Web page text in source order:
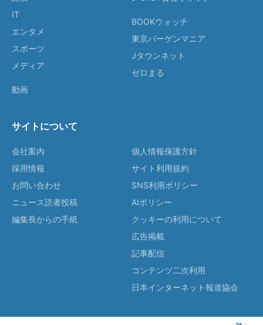
IT
エンタメ
スポーツ
メディア
動画
BOOKウォッチ
東京バーゲンマニア
Jタウンネット
ゼロまる
サイトについて
会社案内
採用情報
お問い合わせ
ニュース読者投稿
編集長からの手紙
個人情報保護方針
サイト利用規約
SNS利用ポリシー
AIポリシー
クッキーの利用について
広告掲載
記事配信
コンテンツ二次利用
日本インターネット報道協会